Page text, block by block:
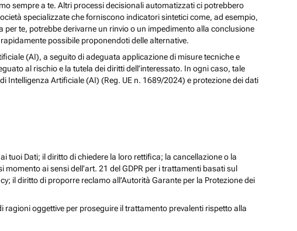
sempre a te. Altri processi decisionali automatizzati ci potrebbero
specializzate che forniscono indicatori sintetici come, ad esempio,
te, potrebbe derivarne un rinvio o un impedimento alla conclusione
possibile proponendoti delle alternative.
(AI), a seguito di adeguata applicazione di misure tecniche e
al rischio e la tutela dei diritti dell’interessato. In ogni caso, tale
Intelligenza Artificiale (AI) (Reg. UE n. 1689/2024) e protezione dei dati
tuoi Dati; il diritto di chiedere la loro rettifica; la cancellazione o la
ai sensi dell’art. 21 del GDPR per i trattamenti basati sul
il diritto di proporre reclamo all’Autorità Garante per la Protezione dei
ragioni oggettive per proseguire il trattamento prevalenti rispetto alla